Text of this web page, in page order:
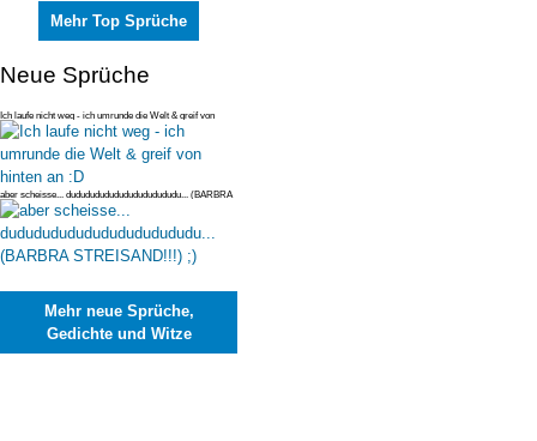
Mehr Top Sprüche
Neue Sprüche
Ich laufe nicht weg - ich umrunde die Welt & greif von
hinten an :D
aber scheisse... dudududududududududududu... (BARBRA
STREISAND!!!) ;)
Mehr neue Sprüche,
Gedichte und Witze